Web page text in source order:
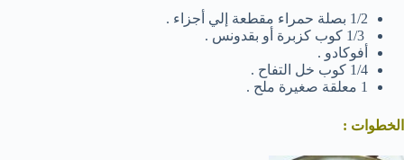
1/2 بصلة حمراء مقطعة إلي أجزاء .
أفوكادو .
1/4 كوب خل التفاح .
1 معلقة صغيرة ملح .
الخطوات :